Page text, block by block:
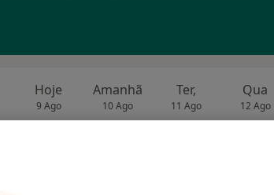
Hoje
9 Ago
Amanhã
10 Ago
Ter,
11 Ago
Qua
12 Ago